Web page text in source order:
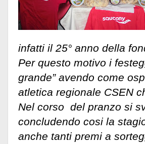
infatti il 25° anno della
Per questo motivo i
grande” avendo come
atletica regionale CSEN
Nel corso del pranzo si
concludendo cosi la
anche tanti premi a